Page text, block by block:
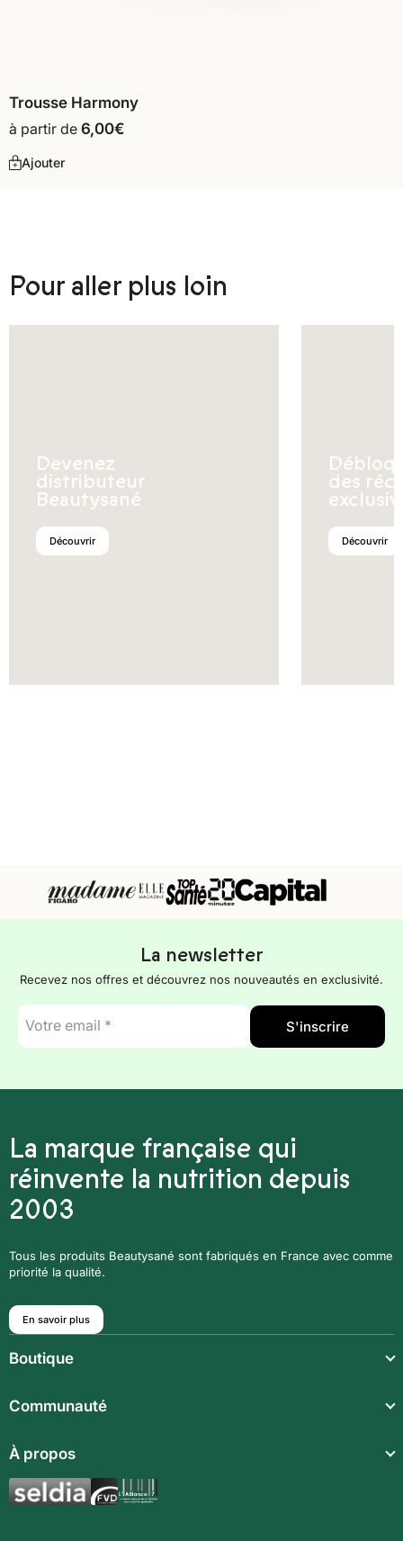
Trousse Harmony
à partir de 6,00€
Ajouter
Pour aller plus loin
Devenez
distributeur
Beautysané
Découvrir
des
Découvrir
La newsletter
Recevez nos offres et découvrez nos nouveautés en exclusivité.
E-
mail
*
S'inscrire
La marque française qui
réinvente la nutrition depuis
2003
Tous les produits Beautysané sont fabriqués en France avec comme
priorité la qualité.
En savoir plus
Boutique
Compléments alimentaires
Boissons techniques
Communauté
Communauté
Magazine
À propos
Qui sommes-nous ?